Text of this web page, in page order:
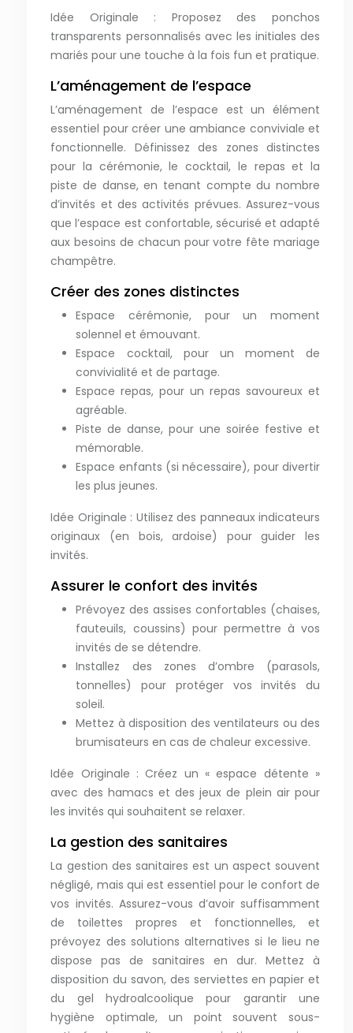
Idée Originale : Proposez des ponchos
transparents personnalisés avec les initiales des
mariés pour une touche à la fois fun et pratique.
L’aménagement de l’espace
L’aménagement de l’espace est un élément
essentiel pour créer une ambiance conviviale et
fonctionnelle. Définissez des zones distinctes
pour la cérémonie, le cocktail, le repas et la
piste de danse, en tenant compte du nombre
d’invités et des activités prévues. Assurez-vous
que l’espace est confortable, sécurisé et adapté
aux besoins de chacun pour votre fête mariage
champêtre.
Créer des zones distinctes
Espace cérémonie, pour un moment
solennel et émouvant.
Espace cocktail, pour un moment de
convivialité et de partage.
Espace repas, pour un repas savoureux et
agréable.
Piste de danse, pour une soirée festive et
mémorable.
Espace enfants (si nécessaire), pour divertir
les plus jeunes.
Idée Originale : Utilisez des panneaux indicateurs
originaux (en bois, ardoise) pour guider les
invités.
Assurer le confort des invités
Prévoyez des assises confortables (chaises,
fauteuils, coussins) pour permettre à vos
invités de se détendre.
Installez des zones d’ombre (parasols,
tonnelles) pour protéger vos invités du
soleil.
Mettez à disposition des ventilateurs ou des
brumisateurs en cas de chaleur excessive.
Idée Originale : Créez un « espace détente »
avec des hamacs et des jeux de plein air pour
les invités qui souhaitent se relaxer.
La gestion des sanitaires
La gestion des sanitaires est un aspect souvent
négligé, mais qui est essentiel pour le confort de
vos invités. Assurez-vous d’avoir suffisamment
de toilettes propres et fonctionnelles, et
prévoyez des solutions alternatives si le lieu ne
dispose pas de sanitaires en dur. Mettez à
disposition du savon, des serviettes en papier et
du gel hydroalcoolique pour garantir une
hygiène optimale, un point souvent sous-